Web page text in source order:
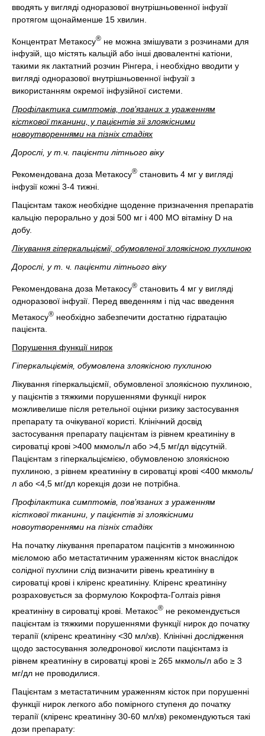
вводять у вигляді одноразової внутрішньовенної інфузії
протягом щонайменше 15 хвилин.
Концентрат Метакосу® не можна змішувати з розчинами для
інфузій, що містять кальцій або інші двовалентні катіони,
такими як лактатний розчин Рінгера, і необхідно вводити у
вигляді одноразової внутрішньовенної інфузії з
використанням окремої інфузійної системи.
Профілактика симптомів, пов’язаних з ураженням
кісткової тканини, у пацієнтів зіі злоякісними
новоутвореннями на пізніх стадіях
Дорослі, у т.ч. пацієнти літнього віку
Рекомендована доза Метакосу® становить 4 мг у вигляді
інфузії кожні 3-4 тижні.
Пацієнтам також необхідне щоденне призначення препаратів
кальцію перорально у дозі 500 мг і 400 МО вітаміну D на
добу.
Лікування гіперкальціємії, обумовленої злоякісною пухлиною
Дорослі, у т. ч. пацієнти літнього віку
Рекомендована доза Метакосу® становить 4 мг у вигляді
одноразової інфузії. Перед введенням і під час введення
Метакосу® необхідно забезпечити достатню гідратацію
пацієнта.
Порушення функції нирок
Гіперкальціємія, обумовлена злоякісною пухлиною
Лікування гіперкальціємії, обумовленої злоякісною пухлиною,
у пацієнтів з тяжкими порушеннями функції нирок
можливелише після ретельної оцінки ризику застосування
препарату та очікуваної користі. Клінічний досвід
застосування препарату пацієнтам із рівнем креатиніну в
сироватці крові >400 мкмоль/л або >4,5 мг/дл відсутній.
Пацієнтам з гіперкальціємією, обумовленою злоякісною
пухлиною, з рівнем креатиніну в сироватці крові <400 мкмоль/
л або <4,5 мг/дл корекція дози не потрібна.
Профілактика симптомів, пов’язаних з ураженням
кісткової тканини, у пацієнтів зі злоякісними
новоутвореннями на пізніх стадіях
На початку лікування препаратом пацієнтів з множинною
мієломою або метастатичним ураженням кісток внаслідок
солідної пухлини слід визначити рівень креатиніну в
сироватці крові і кліренс креатиніну. Кліренс креатиніну
розраховується за формулою Кокрофта-Голтаіз рівня
креатиніну в сироватці крові. Метакос® не рекомендується
пацієнтам із тяжкими порушеннями функції нирок до початку
терапії (кліренс креатиніну <30 мл/хв). Клінічні дослідження
щодо застосування золедронової кислоти пацієнтамз із
рівнем креатиніну в сироватці крові ≥ 265 мкмоль/л або ≥ 3
мг/дл не проводилися.
Пацієнтам з метастатичним ураженням кісток при порушенні
функції нирок легкого або помірного ступеня до початку
терапії (кліренс креатиніну 30-60 мл/хв) рекомендуються такі
дози препарату: